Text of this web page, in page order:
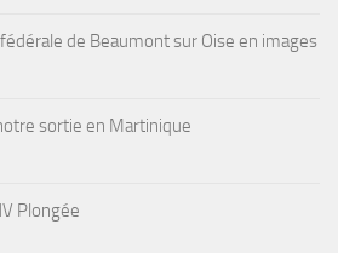
de Beaumont sur Oise en images
sortie en Martinique
Plongée